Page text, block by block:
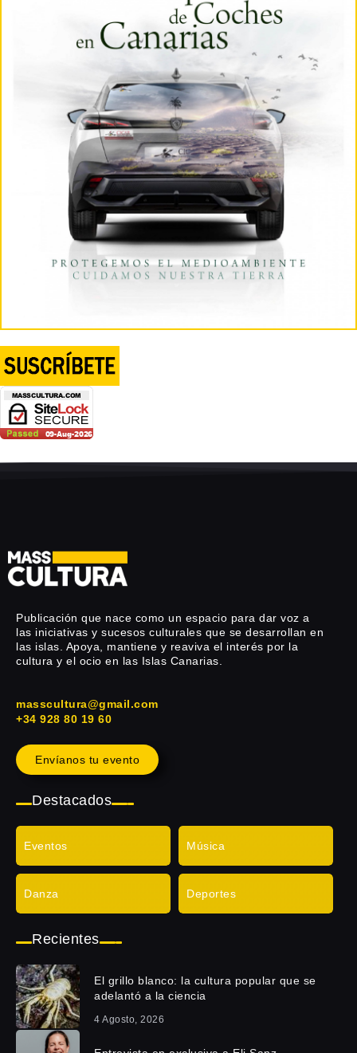
Publicación que nace como un espacio para dar voz a
las iniciativas y sucesos culturales que se desarrollan en
las islas. Apoya, mantiene y reaviva el interés por la
cultura y el ocio en las Islas Canarias.
masscultura@gmail.com
+34 928 80 19 60
Envíanos tu evento
Destacados
Eventos Música
Danza Deportes
Recientes
El grillo blanco: la cultura popular que se
adelantó a la ciencia
4 Agosto, 2026